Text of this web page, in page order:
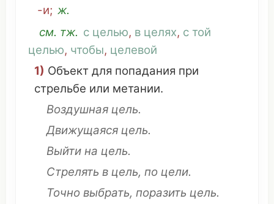
-и; ж.
см. тж. с целью, в целях, с той
целью, чтобы, целевой
1) Объект для попадания при
стрельбе или метании.
Воздушная цель.
Движущаяся цель.
Выйти на цель.
Стрелять в цель, по цели.
Точно выбрать, поразить цель.